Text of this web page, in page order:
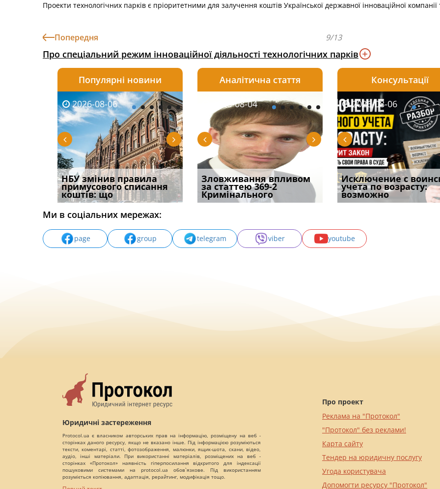
Проекти технологічних парків є пріоритетними для залучення коштів Української державної інноваційної компанії
Попередня 9/13
Про спеціальний режим інноваційної діяльності технологічних парків
Популярні новини
2026-08-06
НБУ змінив правила
примусового списання
коштів: що
2026-08-06
Якщо суд встановив для
відшкодування шкоди
наявніс
2026-08-06
Документи, на яких не
проставляється
апостиль: пер
Аналітична стаття
2026-08-03
Водії можуть отримати
компенсацію за
незаконні дії
2026-08-04
Зловживання впливом
за статтею 369-2
Кримінального
2026-08-04
Переоформлення
відстрочки за іншою
підставою: нов
Консультації
2026-08-05
Особливості захисту у
кримінальному
провадженні: я
2026-08-06
Исключение с
учета по возрасту:
возможно
2026-07-30
Восьмий ААС
підтвердив, що
може скас
Ми в соціальних мережах:
page group telegram viber youtube
Юридичні застереження
Protocol.ua є власником авторських прав на інформацію, розміщену на веб -
сторінках даного ресурсу, якщо не вказано інше. Під інформацією розуміються
тексти, коментарі, статті, фотозображення, малюнки, ящик-шота, скани, відео,
аудіо, інші матеріали. При використанні матеріалів, розміщених на веб -
сторінках «Протокол» наявність гіперпосилання відкритого для індексації
пошуковими системами на protocol.ua обов`язкове. Під використанням
розуміється копіювання, адаптація, рерайтинг, модифікація тощо.
Про проект
Реклама на "Протокол"
"Протокол" без реклами!
Карта сайту
Тендер на юридичну послугу
Угода користувача
Допомогти ресурсу "Протокол"